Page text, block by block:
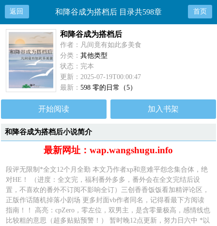
返回 和降谷成为搭档后 目录共598章 首页
和降谷成为搭档后
作者：凡间竟有如此多美食
分类：其他类型
状态：完本
更新：2025-07-19T00:00:47
最新：598 零的日常（5）
开始阅读 加入书架
和降谷成为搭档后小说简介
最新网址：wap.wangshugu.info
段评无限制*全文12个月全勤 本文乃作者xp和意难平怨念集合体，绝
对HE！ （进度：全文完，福利番外多多，番外会在全文完结后设
置，不喜欢的番外不订阅不影响全订）三创香香饭饭看加精评论区，
正版作话随机掉落小剧场 更多封面vb作者同名，记得看最下方阅读
指南！！ 高亮：cpZero，零左位，双男主，是含零量极高，感情线也
比较粗的意思（超多贴贴预警！） 暂时晚12点更新，努力日六中 *以